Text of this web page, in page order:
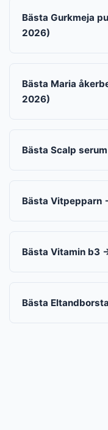
Bästa Gurkmeja
2026)
Bästa Maria
2026)
Bästa Scalp
Bästa Vitpepparn
Bästa Vitamin b3
Bästa